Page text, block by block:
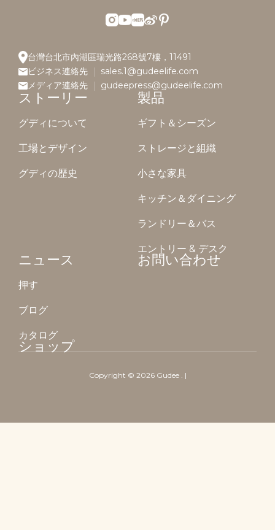
台灣台北市內湖區瑞光路268號7樓，11491
ビジネス連絡先
sales.1@gudeelife.com
メディア連絡先
gudeepress@gudeelife.com
ストーリー
グディについて
工場とデザイン
グディの歴史
製品
ギフト＆シーズン
ストレージと組織
小さな家具
キッチン＆ダイニング
ランドリー＆バス
エントリー & デスク
ニュース
押す
ブログ
カタログ
お問い合わせ
ショップ
Copyright © 2026 Gudee . |